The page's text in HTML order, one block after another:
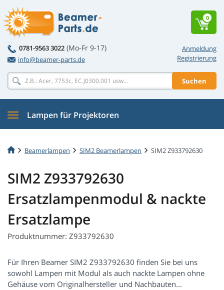
Anmeldung
Registrierung
0781-9563 3022 (Mo-Fr 9-17)
info@beamer-parts.de
Suchen
0
Lampen für Projektoren
Beamerlampen SIM2 Beamerlampen SIM2 Z933792630
SIM2 Z933792630
Ersatzlampenmodul & nackte
Ersatzlampe
Produktnummer: Z933792630
Für Ihren Beamer SIM2 Z933792630 finden Sie bei uns
sowohl Lampen mit Modul als auch nackte Lampen ohne
Gehäuse vom Originalhersteller und Nachbauten...